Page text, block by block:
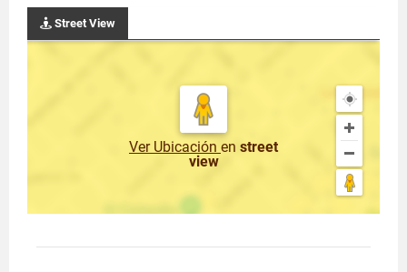
Street View
Ver Ubicación en street
view